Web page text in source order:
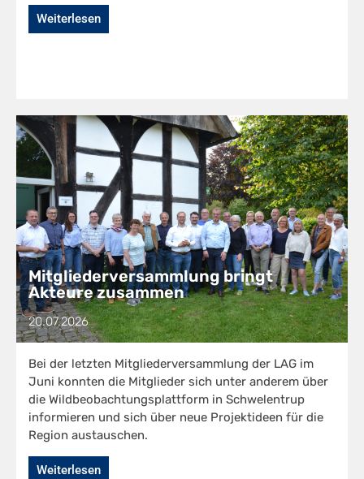
Weiterlesen
Mitgliederversammlung bringt
Akteure zusammen
20.07.2026
Bei der letzten Mitgliederversammlung der LAG im
Juni konnten die Mitglieder sich unter anderem über
die Wildbeobachtungsplattform in Schwelentrup
informieren und sich über neue Projektideen für die
Region austauschen.
Weiterlesen